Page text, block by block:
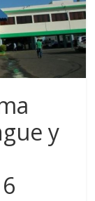
y